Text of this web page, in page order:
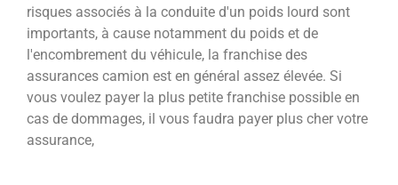
risques associés à la conduite d'un poids lourd sont
importants, à cause notamment du poids et de
l'encombrement du véhicule, la franchise des
assurances camion est en général assez élevée. Si
vous voulez payer la plus petite franchise possible en
cas de dommages, il vous faudra payer plus cher votre
assurance,